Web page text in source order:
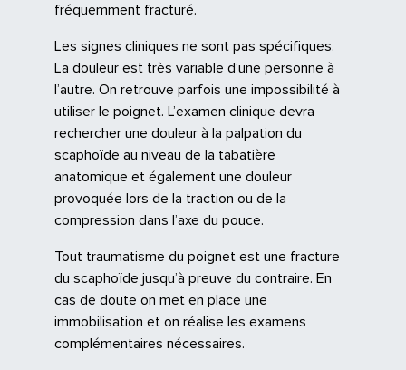
fréquemment fracturé.
Les signes cliniques ne sont pas spécifiques.
La douleur est très variable d’une personne à
l’autre. On retrouve parfois une impossibilité à
utiliser le poignet. L’examen clinique devra
rechercher une douleur à la palpation du
scaphoïde au niveau de la tabatière
anatomique et également une douleur
provoquée lors de la traction ou de la
compression dans l’axe du pouce.
Tout traumatisme du poignet est une fracture
du scaphoïde jusqu’à preuve du contraire. En
cas de doute on met en place une
immobilisation et on réalise les examens
complémentaires nécessaires.